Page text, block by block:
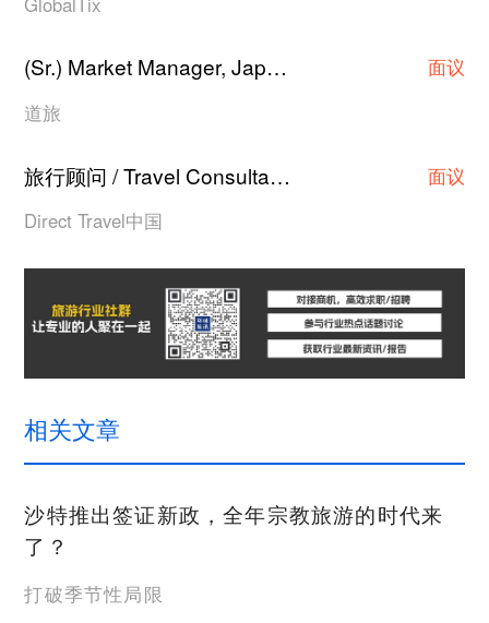
(Sr.) Market Manager, Japan Hotel Contracting ·
面议
道旅
旅行顾问 / Travel Consultant·
面议
Direct Travel中国
相关文章
沙特推出签证新政，全年宗教旅游的时代来
了？
打破季节性局限